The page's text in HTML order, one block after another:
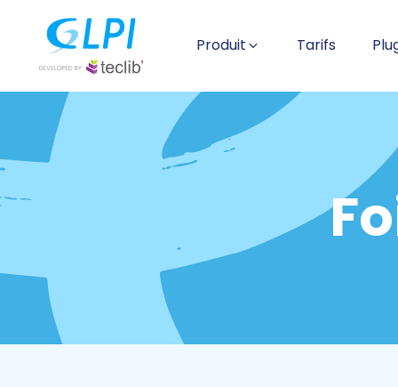
Produit Tarifs